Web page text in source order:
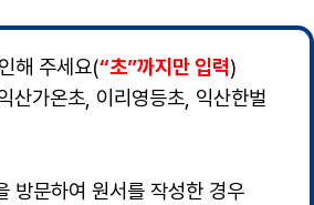
해 주세요(“초”까지만 입력)
가온초, 이리영등초, 익산한벌
방문하여 원서를 작성한 경우